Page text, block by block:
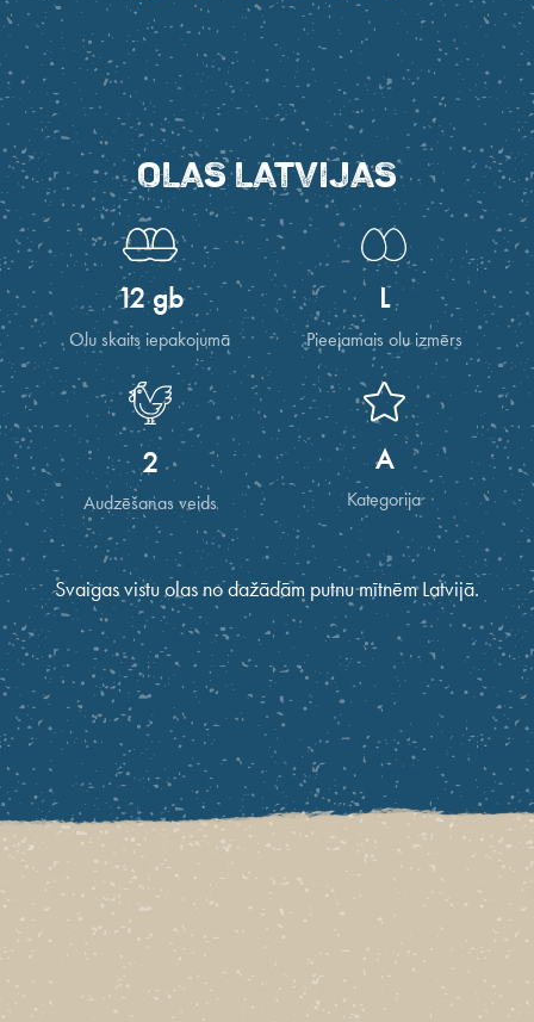
OLAS LATVIJAS
12 gb
Olu skaits iepakojumā
L
Pieejamais olu izmērs
2
Audzēšanas veids
A
Kategorija
Svaigas vistu olas no dažādām putnu mītnēm Latvijā.